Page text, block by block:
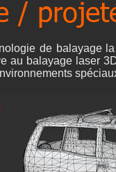
/
de balayage
au balayage laser